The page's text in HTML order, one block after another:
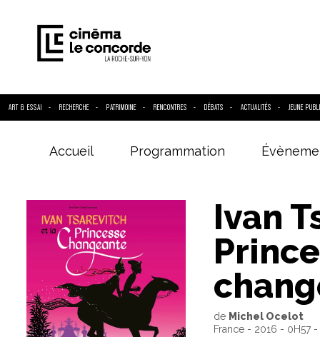
ART & ESSAI RECHERCHE PATRIMOINE RENCONTRES DÉBATS ACTUALITÉS JEUNE
Accueil Programmation
Ivan
de Michel Ocelot
France - 2016 - 0H57 -